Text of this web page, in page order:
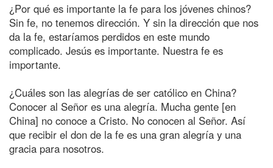
¿Por qué es importante la fe para los jóvenes chinos?
Sin fe, no tenemos dirección. Y sin la dirección que nos
da la fe, estaríamos perdidos en este mundo
complicado. Jesús es importante. Nuestra fe es
importante.
¿Cuáles son las alegrías de ser católico en China?
Conocer al Señor es una alegría. Mucha gente [en
China] no conoce a Cristo. No conocen al Señor. Así
que recibir el don de la fe es una gran alegría y una
gracia para nosotros.